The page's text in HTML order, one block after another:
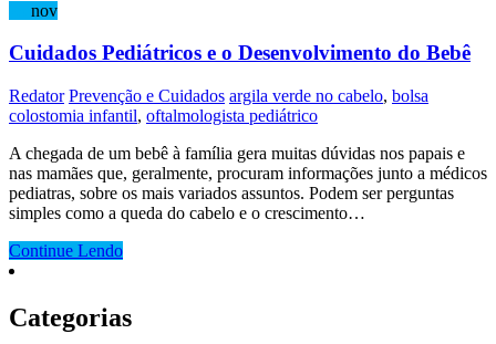
nov
Cuidados Pediátricos e o Desenvolvimento do Bebê
Redator Prevenção e Cuidados argila verde no cabelo, bolsa
colostomia infantil, oftalmologista pediátrico
A chegada de um bebê à família gera muitas dúvidas nos papais e
nas mamães que, geralmente, procuram informações junto a médicos
pediatras, sobre os mais variados assuntos. Podem ser perguntas
simples como a queda do cabelo e o crescimento…
Continue Lendo
Categorias